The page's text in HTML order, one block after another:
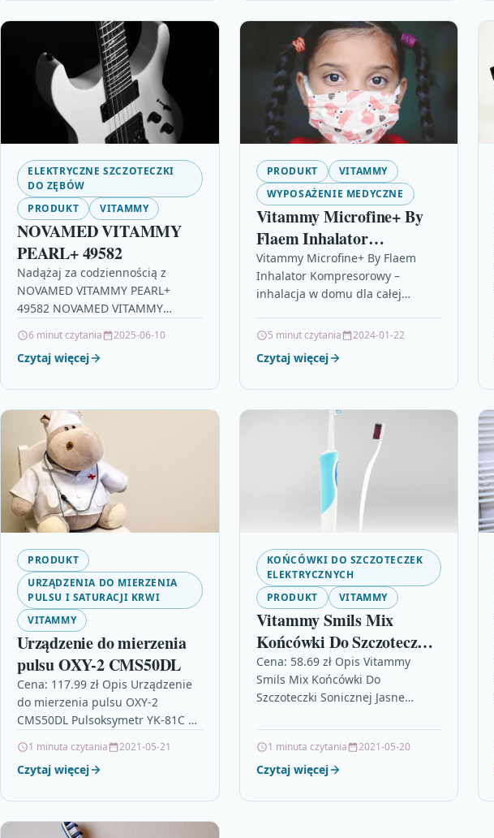
ELEKTRYCZNE SZCZOTECZKI
DO ZĘBÓW
PRODUKT
VITAMMY
NOVAMED VITAMMY
PEARL+ 49582
Nadążaj za codziennością z
NOVAMED VITAMMY PEARL+
49582 NOVAMED VITAMMY
propozycja czarnej szczoteczki
sonicznej z serii Pearl+ firmy
6 minut czytania 2025-06-10
Czytaj więcej
PRODUKT
VITAMMY
WYPOSAŻENIE MEDYCZNE
Vitammy Microfine+ By
Flaem Inhalator
Kompresorowy
Vitammy Microfine+ By Flaem
Inhalator Kompresorowy –
inhalacja w domu dla całej
Flaem Inhalator Kompresorowy to
kompresorowy, zaprojektowany…
5 minut czytania 2024-01-22
Czytaj więcej
PRODUKT
URZĄDZENIA DO MIERZENIA
PULSU I SATURACJI KRWI
VITAMMY
Urządzenie do mierzenia
pulsu OXY-2 CMS50DL
Cena: 117.99 zł Opis Urządzenie
do mierzenia pulsu OXY-2
CMS50DL Pulsoksymetr YK-81C –
poręczny.Mały rozmiar, mała
waga i wygoda w
1 minuta czytania 2021-05-21
Czytaj więcej
KOŃCÓWKI DO SZCZOTECZEK
ELEKTRYCZNYCH
PRODUKT
VITAMMY
Vitammy Smils Mix
Końcówki Do Szczoteczki
Sonicznej Jasne
VITAMMYTH19114LM
Cena: 58.69 zł Opis Vitammy
Smils Mix Końcówki Do
Szczoteczki Sonicznej Jasne
do szczoteczki sonicznej Vitammy
Smils. W opakowaniu 4 sztuki w…
1 minuta czytania 2021-05-20
Czytaj więcej